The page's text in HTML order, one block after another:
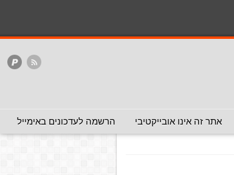
אתר זה אינו אובייקטיבי הרשמה לעדכונים באימייל
להעביר
המלצה - לכאן ולכאן
ההרוגים באסון מירון